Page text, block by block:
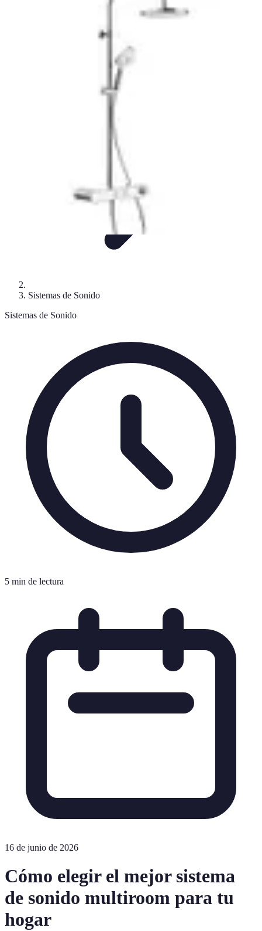
TelevisoresSistemas de Sonido
Sistemas de Sonido
Sistemas de Sonido
5 min de lectura
16 de junio de 2026
Cómo elegir el mejor sistema
de sonido multiroom para tu
hogar